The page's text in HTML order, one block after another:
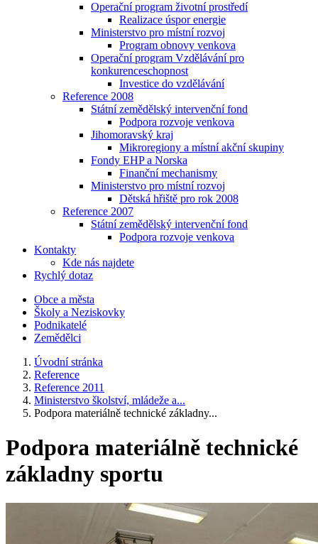
Operační program životní prostředí
Realizace úspor energie
Ministerstvo pro místní rozvoj
Program obnovy venkova
Operační program Vzdělávání pro
konkurenceschopnost
Investice do vzdělávání
Reference 2008
Státní zemědělský intervenční fond
Podpora rozvoje venkova
Jihomoravský kraj
Mikroregiony a místní akční skupiny
Fondy EHP a Norska
Finanční mechanismy
Ministerstvo pro místní rozvoj
Dětská hřiště pro rok 2008
Reference 2007
Státní zemědělský intervenční fond
Podpora rozvoje venkova
Kontakty
Kde nás najdete
Rychlý dotaz
Obce a města
Školy a Neziskovky
Podnikatelé
Zemědělci
Úvodní stránka
Reference
Reference 2011
Ministerstvo školství, mládeže a...
Podpora materiálně technické základny...
Podpora materiálně technické
základny sportu